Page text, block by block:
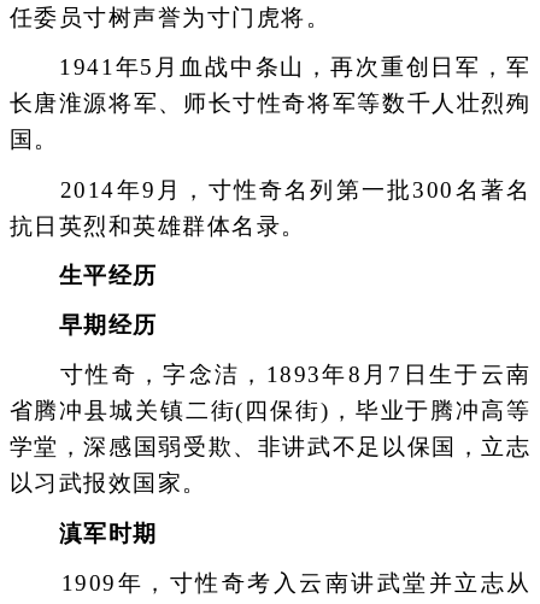
任委员寸树声誉为寸门虎将。
1941年5月血战中条山，再次重创日军，军
长唐淮源将军、师长寸性奇将军等数千人壮烈殉
国。
2014年9月，寸性奇名列第一批300名著名
抗日英烈和英雄群体名录。
生平经历
早期经历
寸性奇，字念洁，1893年8月7日生于云南
省腾冲县城关镇二街(四保街)，毕业于腾冲高等
学堂，深感国弱受欺、非讲武不足以保国，立志
以习武报效国家。
滇军时期
1909年，寸性奇考入云南讲武堂并立志从